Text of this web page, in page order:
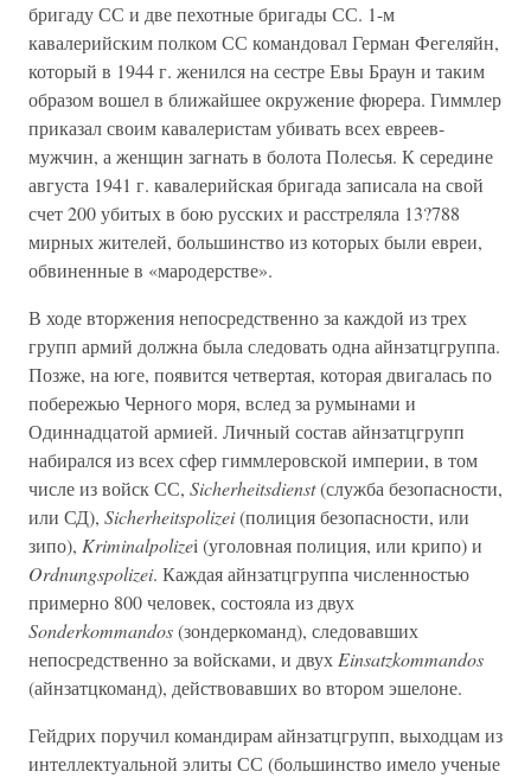
бригаду СС и две пехотные бригады СС. 1-м
кавалерийским полком СС командовал Герман Фегеляйн,
который в 1944 г. женился на сестре Евы Браун и таким
образом вошел в ближайшее окружение фюрера. Гиммлер
приказал своим кавалеристам убивать всех евреев-
мужчин, а женщин загнать в болота Полесья. К середине
августа 1941 г. кавалерийская бригада записала на свой
счет 200 убитых в бою русских и расстреляла 13?788
мирных жителей, большинство из которых были евреи,
обвиненные в «мародерстве».
В ходе вторжения непосредственно за каждой из трех
групп армий должна была следовать одна айнзатцгруппа.
Позже, на юге, появится четвертая, которая двигалась по
побережью Черного моря, вслед за румынами и
Одиннадцатой армией. Личный состав айнзатцгрупп
набирался из всех сфер гиммлеровской империи, в том
числе из войск СС, Sicherheitsdienst(служба безопасности,
или СД), Sicherheitspolizei(полиция безопасности, или
зипо), Kriminalpolizei (уголовная полиция, или крипо) и
Ordnungspolizei. Каждая айнзатцгруппа численностью
примерно 800 человек, состояла из двух
Sonderkommandos(зондеркоманд), следовавших
непосредственно за войсками, и двух Einsatzkommandos
(айнзатцкоманд), действовавших во втором эшелоне.
Гейдрих поручил командирам айнзатцгрупп, выходцам из
интеллектуальной элиты СС (большинство имело ученые